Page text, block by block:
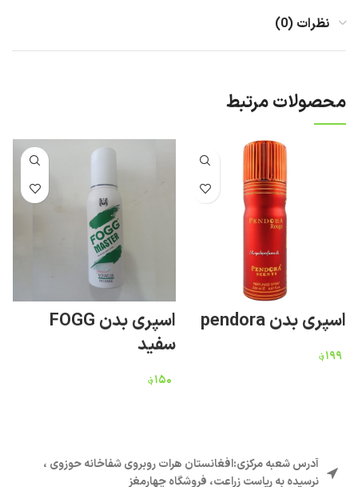
نظرات (0)
محصولات مرتبط
اسپری بدن pendora
۱۹۹؋
اسپری بدن FOGG
سفید
۱۵۰؋
آدرس شعبه مرکزی:افغانستان هرات روبروی شفاخانه حوزوی ،
نرسیده به ریاست زراعت، فروشگاه چهارمغز